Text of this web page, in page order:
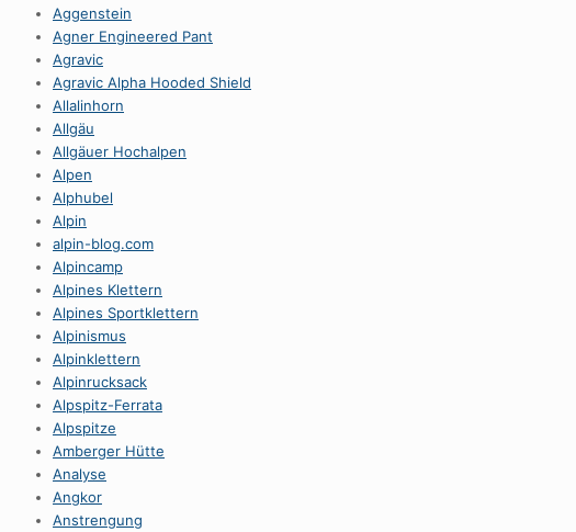
Aggenstein
Agner Engineered Pant
Agravic
Agravic Alpha Hooded Shield
Allalinhorn
Allgäu
Allgäuer Hochalpen
Alpen
Alphubel
Alpin
alpin-blog.com
Alpincamp
Alpines Klettern
Alpines Sportklettern
Alpinismus
Alpinklettern
Alpinrucksack
Alpspitz-Ferrata
Alpspitze
Amberger Hütte
Analyse
Angkor
Anstrengung